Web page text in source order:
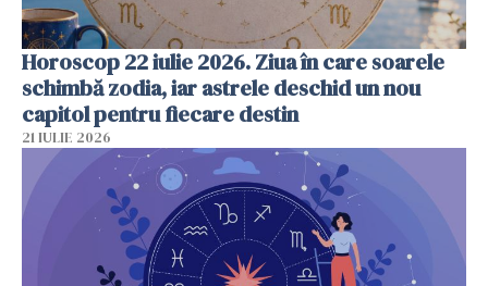
Horoscop 22 iulie 2026. Ziua în care soarele
schimbă zodia, iar astrele deschid un nou
capitol pentru fiecare destin
21 IULIE 2026